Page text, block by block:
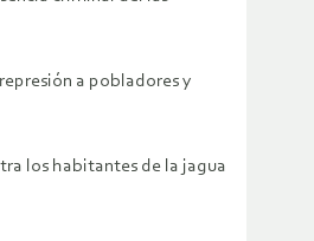
a pobladores y
los habitantes de la jagua